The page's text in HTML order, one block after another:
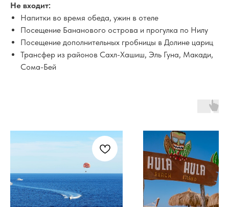
Не входит:
Напитки во время обеда, ужин в отеле
Посещение Бананового острова и прогулка по Нилу
Посещение дополнительных гробницы в Долине цариц
Трансфер из районов Сахл-Хашиш, Эль Гуна, Макади,
Сома-Бей